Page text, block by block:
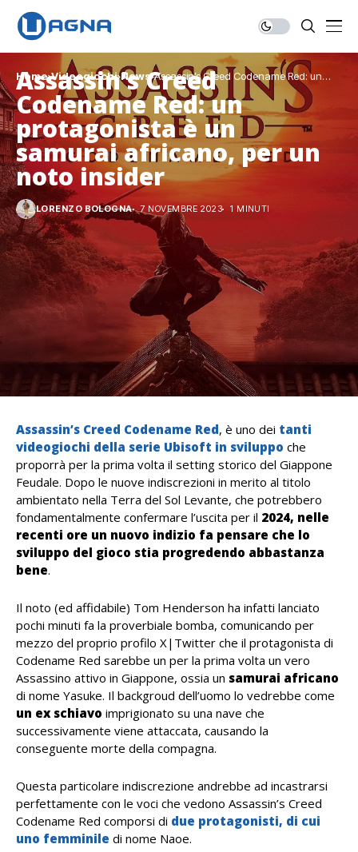
Home Videogiochi News Assassin’s Creed Codename Red: un
protagonista è un samurai africano, per un
noto insider
Assassin’s Creed
Codename Red: un
protagonista è un
samurai africano, per un
noto insider
LORENZO BOLOGNA 7 NOVEMBRE 2023 1 MINUTI
Assassin’s Creed Codename Red, è uno dei tanti
videogiochi della serie Ubisoft in sviluppo che
proporrà per la prima volta il setting storico del Giappone
Feudale. Dopo le nuove indiscrezioni in merito al titolo
ambientato nella Terra del Sol Levante, che potrebbero
fondamentalmente confermare l’uscita per il 2024, nelle
recenti ore un nuovo indizio fa pensare che lo
sviluppo del gioco stia progredendo abbastanza
bene.
Il noto (ed affidabile) Tom Henderson ha infatti lanciato
pochi minuti fa la proverbiale bomba, comunicando per
mezzo del proprio profilo X|Twitter che il protagonista di
Codename Red sarebbe un per la prima volta un vero
Assassino attivo in Giappone, ossia un samurai africano
di nome Yasuke. Il backgroud dell’uomo lo vedrebbe come
un ex schiavo imprigionato su una nave che
successivamente viene attaccata, causando la
conseguente morte della compagna.
Questa particolare indiscrezione andrebbe ad incastrarsi
perfettamente con le voci che vedono Assassin’s Creed
Codename Red comporsi di due protagonisti, di cui
uno femminile di nome Naoe.